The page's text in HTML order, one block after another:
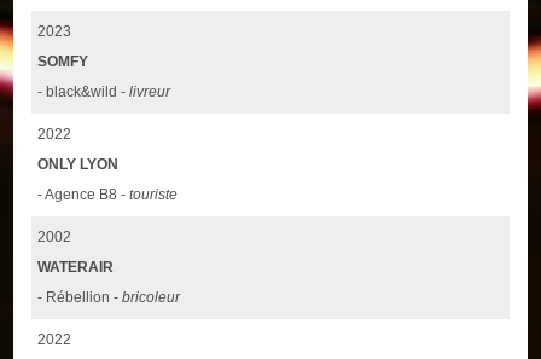
2023
SOMFY
- black&wild -livreur
2022
ONLY LYON
- Agence B8 -touriste
2002
WATERAIR
- Rébellion -bricoleur
2022